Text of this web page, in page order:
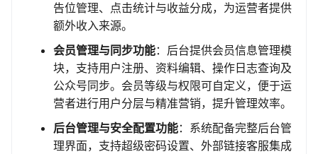
告位管理、点击统计与收益分成，为运营者提供
额外收入来源。
会员管理与同步功能：后台提供会员信息管理模
块，支持用户注册、资料编辑、操作日志查询及
公众号同步。会员等级与权限可自定义，便于运
营者进行用户分层与精准营销，提升管理效率。
后台管理与安全配置功能：系统配备完整后台管
理界面，支持超级密码设置、外部链接客服集成